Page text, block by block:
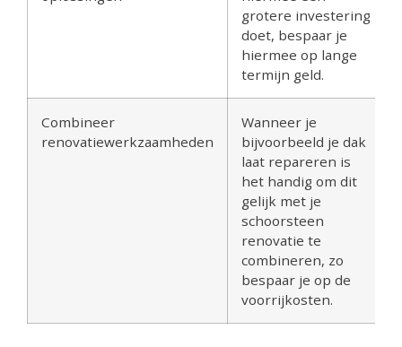
grotere investering
doet, bespaar je
hiermee op lange
termijn geld.
Combineer
renovatiewerkzaamheden
Wanneer je
bijvoorbeeld je dak
laat repareren is
het handig om dit
gelijk met je
schoorsteen
renovatie te
combineren, zo
bespaar je op de
voorrijkosten.